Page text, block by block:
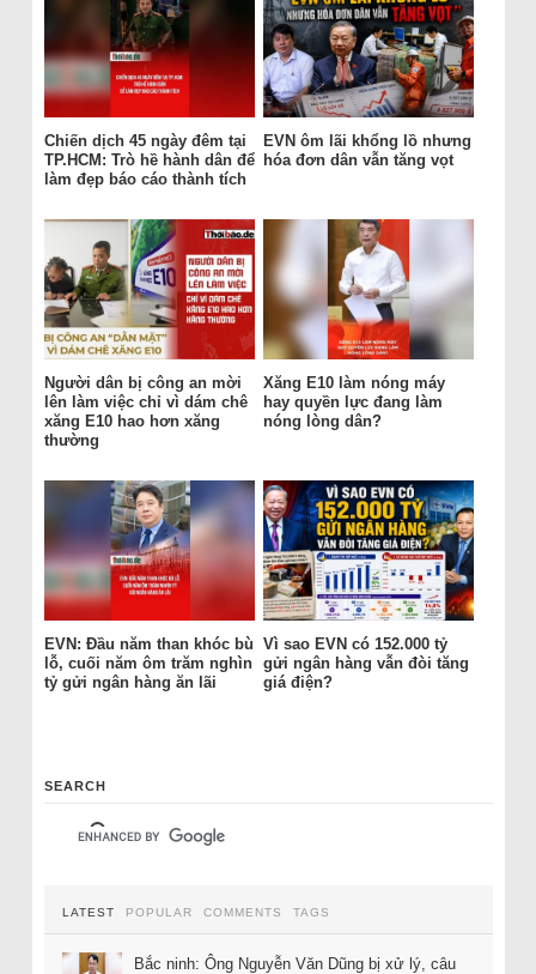
Chiến dịch 45 ngày đêm tại
TP.HCM: Trò hề hành dân để
làm đẹp báo cáo thành tích
EVN ôm lãi khổng lồ nhưng
hóa đơn dân vẫn tăng vọt
Người dân bị công an mời
lên làm việc chỉ vì dám chê
xăng E10 hao hơn xăng
thường
Xăng E10 làm nóng máy
hay quyền lực đang làm
nóng lòng dân?
EVN: Đầu năm than khóc bù
lỗ, cuối năm ôm trăm nghìn
tỷ gửi ngân hàng ăn lãi
Vì sao EVN có 152.000 tỷ
gửi ngân hàng vẫn đòi tăng
giá điện?
SEARCH
LATEST POPULAR COMMENTS TAGS
Bắc ninh: Ông Nguyễn Văn Dũng bị xử lý, câu